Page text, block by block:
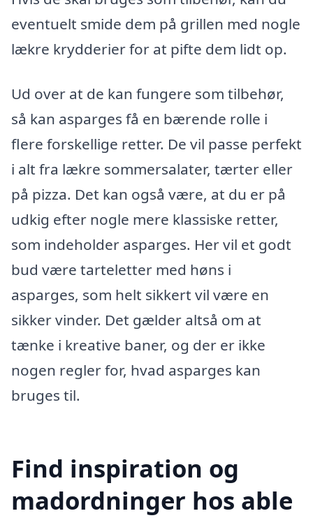
eventuelt smide dem på grillen med nogle
lækre krydderier for at pifte dem lidt op.
Ud over at de kan fungere som tilbehør,
så kan asparges få en bærende rolle i
flere forskellige retter. De vil passe perfekt
i alt fra lækre sommersalater, tærter eller
på pizza. Det kan også være, at du er på
udkig efter nogle mere klassiske retter,
som indeholder asparges. Her vil et godt
bud være tarteletter med høns i
asparges, som helt sikkert vil være en
sikker vinder. Det gælder altså om at
tænke i kreative baner, og der er ikke
nogen regler for, hvad asparges kan
bruges til.
Find inspiration og
madordninger hos able